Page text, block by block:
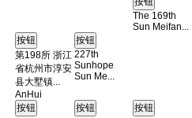
The 169th
Sun Meifan...
第198所 浙江
省杭州市淳安
县大墅镇...
227th
Sunhope
Sun Me...
AnHui